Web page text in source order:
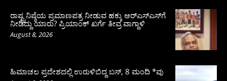
ರಾಷ್ಟ್ರನಿಷ್ಠೆಯ ಪ್ರಮಾಣಪತ್ರ ನೀಡುವ ಹಕ್ಕು ಆರ್‌ಎಸ್‌ಎಸ್‌ಗೆ
ನೀಡಿದ್ದು ಯಾರು? ಪ್ರಿಯಾಂಕ್ ಖರ್ಗೆ ತೀವ್ರ ವಾಗ್ದಾಳಿ
August 8, 2026
ಹಿಮಾಚಲ ಪ್ರದೇಶದಲ್ಲಿ ಉರುಳಿಬಿದ್ದ ಬಸ್‌, 8 ಮಂದಿ *ವು